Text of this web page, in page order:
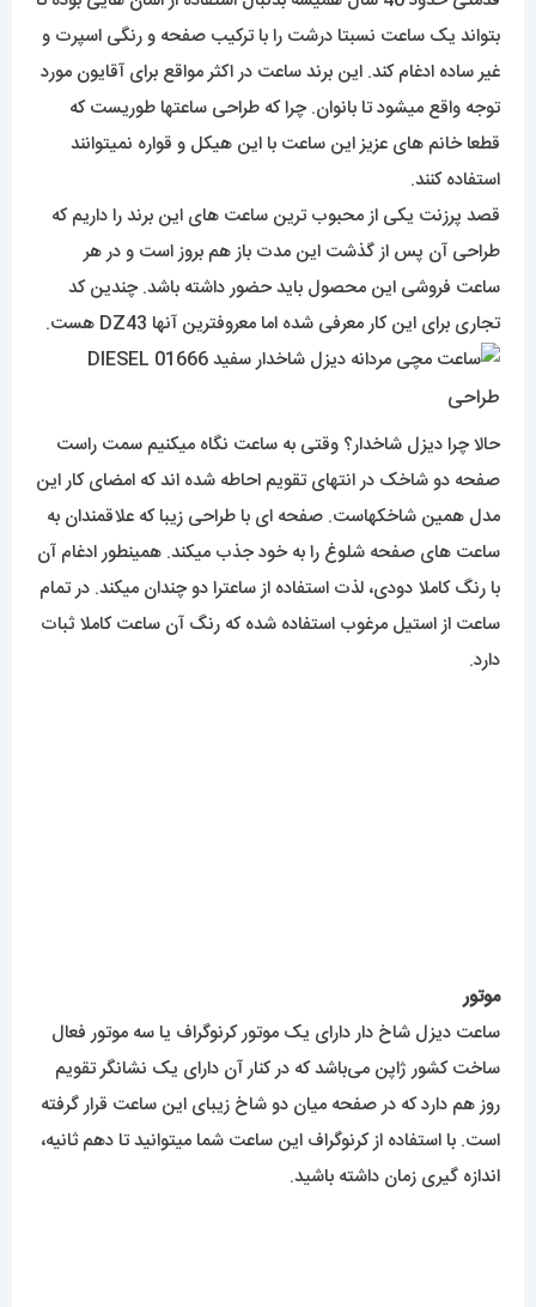
بتواند یک ساعت نسبتا درشت را با ترکیب صفحه و رنگی اسپرت و
غیر ساده ادغام کند. این برند ساعت در اکثر مواقع برای آقایون مورد
توجه واقع میشود تا بانوان. چرا که طراحی ساعتها طوریست که
قطعا خانم های عزیز این ساعت با این هیکل و قواره نمیتوانند
استفاده کنند.
قصد پرزنت یکی از محبوب ترین ساعت های این برند را داریم که
طراحی آن پس از گذشت این مدت باز هم بروز است و در هر
ساعت فروشی این محصول باید حضور داشته باشد. چندین کد
تجاری برای این کار معرفی شده اما معروفترین آنها DZ43 هست.
طراحی
حالا چرا دیزل شاخدار؟ وقتی به ساعت نگاه میکنیم سمت راست
صفحه دو شاخک در انتهای تقویم احاطه شده اند که امضای کار این
مدل همین شاخکهاست. صفحه ای با طراحی زیبا که علاقمندان به
ساعت های صفحه شلوغ را به خود جذب میکند. همینطور ادغام آن
با رنگ کاملا دودی، لذت استفاده از ساعترا دو چندان میکند. در تمام
ساعت از استیل مرغوب استفاده شده که رنگ آن ساعت کاملا ثبات
دارد.